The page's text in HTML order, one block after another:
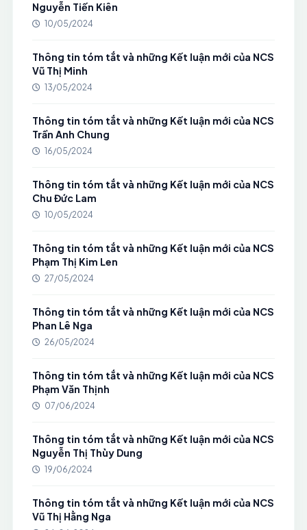
Nguyễn Tiến Kiên
10/05/2024
Thông tin tóm tắt và những Kết luận mới của NCS
Vũ Thị Minh
13/05/2024
Thông tin tóm tắt và những Kết luận mới của NCS
Trần Anh Chung
16/05/2024
Thông tin tóm tắt và những Kết luận mới của NCS
Chu Đức Lam
10/05/2024
Thông tin tóm tắt và những Kết luận mới của NCS
Phạm Thị Kim Len
27/05/2024
Thông tin tóm tắt và những Kết luận mới của NCS
Phan Lê Nga
26/05/2024
Thông tin tóm tắt và những Kết luận mới của NCS
Phạm Văn Thịnh
07/06/2024
Thông tin tóm tắt và những Kết luận mới của NCS
Nguyễn Thị Thùy Dung
19/06/2024
Thông tin tóm tắt và những Kết luận mới của NCS
Vũ Thị Hằng Nga